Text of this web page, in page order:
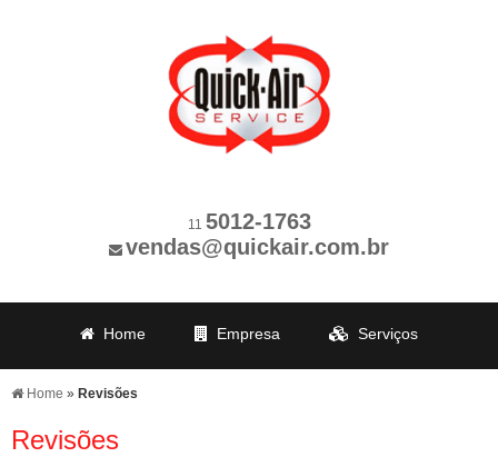
11 5012-1763
vendas@quickair.com.br
Home Empresa Serviços
Home » Revisões
Revisões